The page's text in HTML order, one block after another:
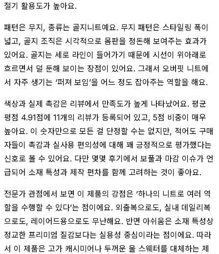
절기 활용도가 높아요.
패턴은 무지, 종류는 골지니트예요. 무지 패턴은 스타일링 폭이
넓고, 골지 조직은 시각적으로 몸판을 정돈해 보여주는 효과가
있어요. 골지는 세로 라인이 들어가기 때문에 시선이 위아래로
흐르면서 덜 둔해 보이는 장점이 있어요. 그래서 오버핏 니트에
서 자주 생기는 ‘퍼져 보임’을 어느 정도 잡아주는 역할을 해요.
색상과 실제 촉감은 리뷰에서 만족도가 높게 나타났어요. 평균
평점 4.91점에 11개의 리뷰가 등록되어 있고, 5점 비중이 매우
높아요. 이 숫자만으로 모든 걸 단정할 수는 없지만, 적어도 구매
자들이 촉감과 실사용 편의성에 대해 꽤 긍정적으로 평가했다는
신호로 볼 수 있어요. 다만 몇몇 후기에서 보풀과 마감 이슈가 언
급되어 소재 특성과 제작 편차를 함께 고려하는 것이 좋아요.
전문가 관점에서 보면 이 제품의 강점은 ‘하나의 니트로 여러 역
할을 수행할 수 있다’는 점이에요. 외출복으로도, 실내 데일리복
으로도, 레이어드용으로도 무난해요. 반면 아쉬움은 소재 특성상
정교한 프리미엄 질감보다는 실용성 중심이라는 점이에요. 따라
서 이 제품은 고가 캐시미어나 두꺼운 울 스웨터를 대체하는 제